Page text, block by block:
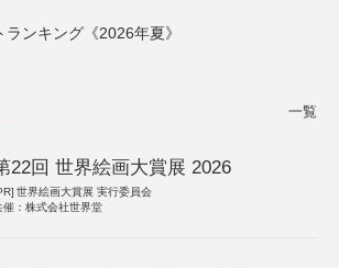
ンキング《2026年夏》
一覧
22回 世界絵画大賞展 2026
世界絵画大賞展 実行委員会
催：株式会社世界堂